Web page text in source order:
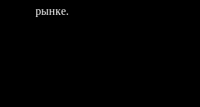
рынке.